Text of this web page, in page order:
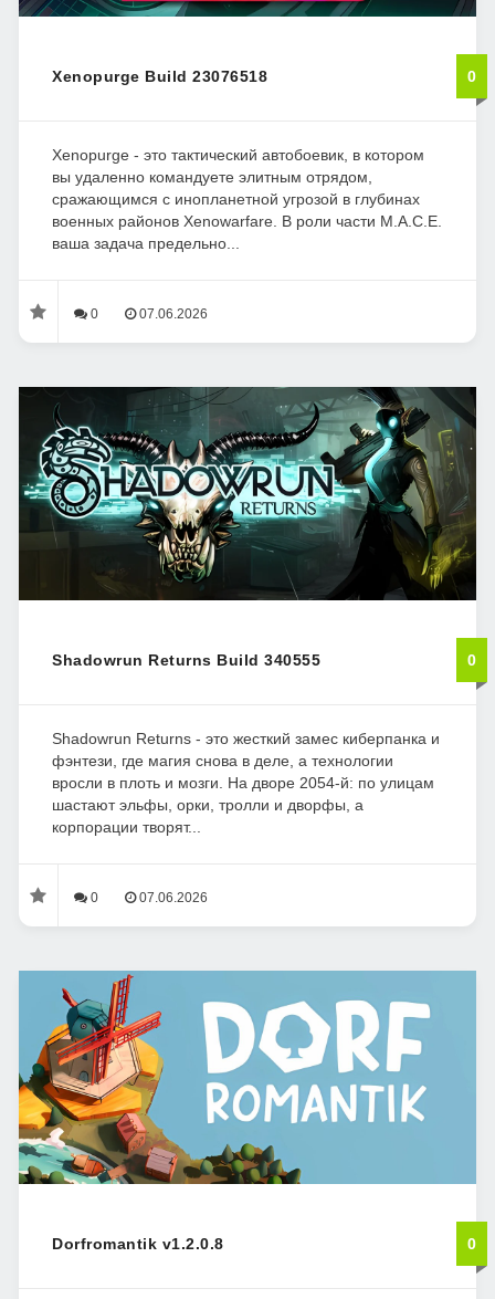
Xenopurge Build 23076518 0
Xenopurge - это тактический автобоевик, в котором
вы удаленно командуете элитным отрядом,
сражающимся с инопланетной угрозой в глубинах
военных районов Xenowarfare. В роли части M.A.C.E.
ваша задача предельно...
0 07.06.2026
Shadowrun Returns Build 340555 0
Shadowrun Returns - это жесткий замес киберпанка и
фэнтези, где магия снова в деле, а технологии
вросли в плоть и мозги. На дворе 2054-й: по улицам
шастают эльфы, орки, тролли и дворфы, а
корпорации творят...
0 07.06.2026
Dorfromantik v1.2.0.8 0